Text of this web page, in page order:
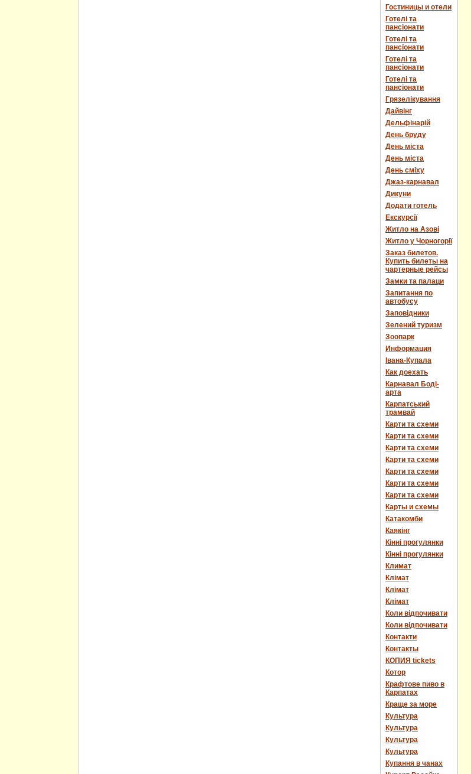
Гостиницы и отели
Готелі та
пансіонати
Готелі та
пансіонати
Готелі та
пансіонати
Готелі та
пансіонати
Грязелікування
Дайвінг
Дельфінарій
День бруду
День міста
День міста
День сміху
Джаз-карнавал
Дикуни
Додати готель
Екскурсії
Житло на Азові
Житло у Чорногорії
Заказ билетов.
Купить билеты на
чартерные рейсы
Замки та палаци
Запитання по
автобусу
Заповідники
Зелений туризм
Зоопарк
Информация
Івана-Купала
Как доехать
Карнавал Боді-
арта
Карпатський
трамвай
Карти та схеми
Карти та схеми
Карти та схеми
Карти та схеми
Карти та схеми
Карти та схеми
Карти та схеми
Карты и схемы
Катакомби
Каякінг
Кінні прогулянки
Кінні прогулянки
Климат
Клімат
Клімат
Клімат
Коли відпочивати
Коли відпочивати
Контакти
Контакты
КОПИЯ tickets
Котор
Крафтове пиво в
Карпатах
Краще за море
Культура
Культура
Культура
Культура
Купання в чанах